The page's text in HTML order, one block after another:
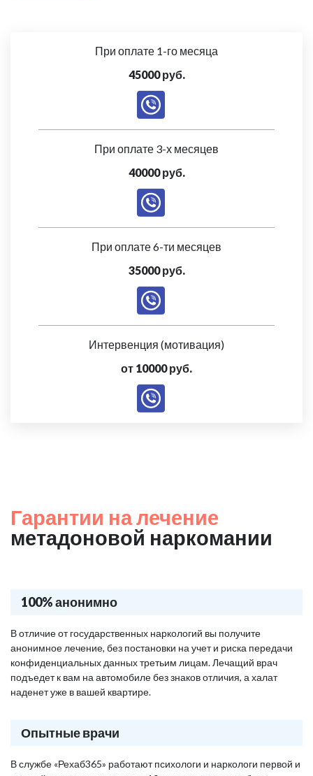
При оплате 1-го месяца
45000 руб.
При оплате 3-х месяцев
40000 руб.
При оплате 6-ти месяцев
35000 руб.
Интервенция (мотивация)
от 10000 руб.
Гарантии на лечение
метадоновой наркомании
100% анонимно
В отличие от государственных наркологий вы получите
анонимное лечение, без постановки на учет и риска передачи
конфиденциальных данных третьим лицам. Лечащий врач
подъедет к вам на автомобиле без знаков отличия, а халат
наденет уже в вашей квартире.
Опытные врачи
В службе «Рехаб365» работают психологи и наркологи первой и